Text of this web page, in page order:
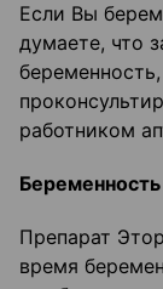
Если Вы
думаете, что
работником
Беременность
Препарат
время